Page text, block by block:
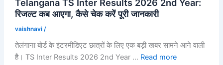
Telangana TS Inter Results 2026 2nd Year:
रिजल्ट कब आएगा, कैसे चेक करें पूरी जानकारी
vaishnavi /
तेलंगाना बोर्ड के इंटरमीडिएट छात्रों के लिए एक बड़ी खबर सामने आने वाली
है। TS Inter Results 2026 2nd Year … Read more